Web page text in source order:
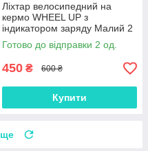
Ліхтар велосипедний на
кермо WHEEL UP з
індикатором заряду Малий 2
діода
Готово до відправки 2 од.
450 ₴ 600 ₴
Купити
ще